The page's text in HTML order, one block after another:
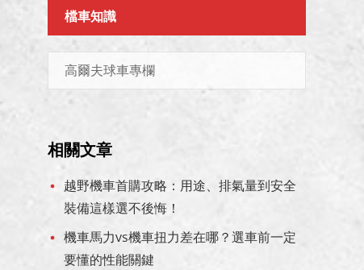
檔車知識
高爾夫球車專欄
相關文章
越野機車首購攻略：用途、排氣量到安全
裝備這樣選不後悔！
機車馬力vs機車扭力差在哪？選車前一定
要懂的性能關鍵